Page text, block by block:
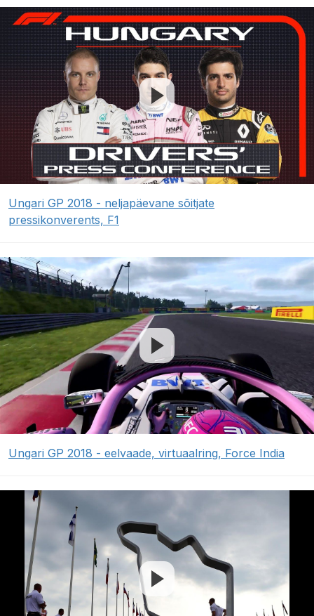
Ungari GP 2018 - neljapäevane sõitjate
pressikonverents, F1
Ungari GP 2018 - eelvaade, virtuaalring, Force India